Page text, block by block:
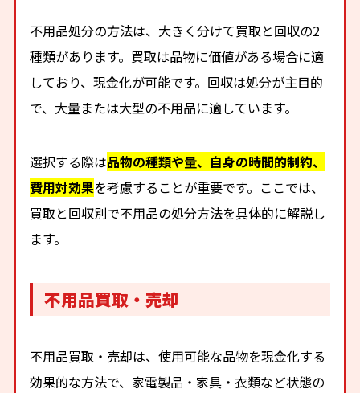
不用品処分の方法は、大きく分けて買取と回収の2
種類があります。買取は品物に価値がある場合に適
しており、現金化が可能です。回収は処分が主目的
で、大量または大型の不用品に適しています。
選択する際は品物の種類や量、自身の時間的制約、
費用対効果を考慮することが重要です。ここでは、
買取と回収別で不用品の処分方法を具体的に解説し
ます。
不用品買取・売却
不用品買取・売却は、使用可能な品物を現金化する
効果的な方法で、家電製品・家具・衣類など状態の